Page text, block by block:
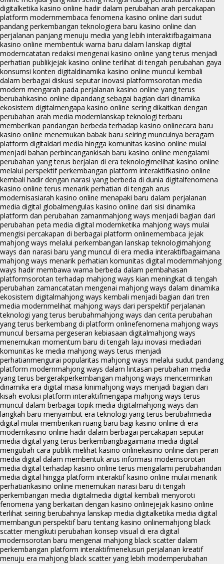
digitalketika kasino online hadir dalam perubahan arah percakapan
platform modernmembaca fenomena kasino online dari sudut
pandang perkembangan teknologiera baru kasino online dan
perjalanan panjang menuju media yang lebih interaktifbagaimana
kasino online membentuk warna baru dalam lanskap digital
moderncatatan redaksi mengenai kasino online yang terus menjadi
perhatian publikjejak kasino online terlihat di tengah perubahan gaya
konsumsi konten digitaldinamika kasino online muncul kembali
dalam berbagai diskusi seputar inovasi platformsorotan media
modern mengarah pada perjalanan kasino online yang terus
berubahkasino online dipandang sebagai bagian dari dinamika
ekosistem digitalmengapa kasino online sering dikaitkan dengan
perubahan arah media modernlanskap teknologi terbaru
memberikan pandangan berbeda terhadap kasino onlinecara baru
kasino online menemukan babak baru seiring munculnya beragam
platform digitaldari media hingga komunitas kasino online mulai
menjadi bahan perbincangankisah baru kasino online mengalami
perubahan yang terus berjalan di era teknologimelihat kasino online
melalui perspektif perkembangan platform interaktifkasino online
kembali hadir dengan narasi yang berbeda di dunia digitalfenomena
kasino online terus menarik perhatian di tengah arus
modernisasiarah kasino online menapaki baru dalam perjalanan
media digital globalmengulas kasino online dari sisi dinamika
platform dan perubahan zamanmahjong ways menjadi bagian dari
perubahan peta media digital modernketika mahjong ways mulai
mengisi percakapan di berbagai platform onlinemembaca jejak
mahjong ways melalui perkembangan lanskap teknologimahjong
ways dan narasi baru yang muncul di era media interaktifbagaimana
mahjong ways menarik perhatian komunitas digital modernmahjong
ways hadir membawa warna berbeda dalam pembahasan
platformsorotan terhadap mahjong ways kian meningkat di tengah
perubahan zamancatatan mengenai mahjong ways dalam dinamika
ekosistem digitalmahjong ways kembali menjadi bagian dari tren
media modernmelihat mahjong ways dari perspektif perjalanan
teknologi yang terus berubahmahjong ways dan cerita perubahan
yang terus berkembang di platform onlinefenomena mahjong ways
muncul bersama pergeseran kebiasaan digitalmahjong ways
menemukan momentum baru di tengah laju inovasi mediadari
komunitas ke media mahjong ways terus menjadi
perhatianmengurai popularitas mahjong ways melalui sudut pandang
platform modernmahjong ways dalam lintasan perubahan media
yang terus bergerakperkembangan mahjong ways mencerminkan
dinamika era digital masa kinimahjong ways menjadi bagian dari
kisah evolusi platform interaktifmengapa mahjong ways terus
muncul dalam berbagai topik media digitalmahjong ways dan
langkah baru menyambut era teknologi yang terus berubahmedia
digital mulai memberikan ruang baru bagi kasino online di era
modernkasino online hadir dalam berbagai percakapan seputar
media digital yang terus berkembangbagaimana media digital
mengubah cara publik melihat kasino onlinekasino online dan peran
media digital dalam membentuk arus informasi modernsorotan
media digital terhadap kasino online terus mengalami perubahandari
media digital hingga platform interaktif kasino online mulai menarik
perhatiankasino online menemukan narasi baru di tengah
perkembangan media digitalmedia digital kembali menyoroti
fenomena yang berkaitan dengan kasino onlinejejak kasino online
terlihat seiring berubahnya lanskap media digitalketika media digital
membangun perspektif baru tentang kasino onlinemahjong black
scatter mengikuti perubahan konsep visual di era digital
modernsorotan baru mengenai mahjong black scatter dalam
perkembangan platform interaktifmenelusuri perjalanan kreatif
menuju era mahjong black scatter yang lebih modernperubahan